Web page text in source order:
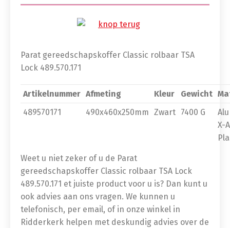
Parat gereedschapskoffer Classic rolbaar TSA
Lock 489.570.171
Artikelnummer Afmeting Kleur Gewicht
489570171
490x460x250mm Zwart 7400 G
X-
Weet u niet zeker of u de Parat
gereedschapskoffer Classic rolbaar TSA Lock
489.570.171 et juiste product voor u is? Dan kunt u
ook advies aan ons vragen. We kunnen u
telefonisch, per email, of in onze winkel in
Ridderkerk helpen met deskundig advies over de